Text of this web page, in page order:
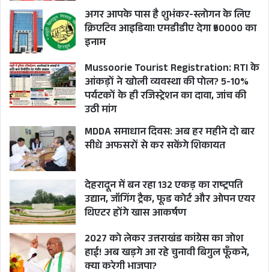
समाचार पत्रों के माध्यम से.
pic.twitter.com/ItXRy93OyZ
— Satpal Maharaj (@satpalmaharaj)
December 7, 2022
बड़ा सवाल है कि आखिर कब तक सतपाल महाराज जैसे
कद्दावर मंत्री फर्जी हस्ताक्षर कराकर ठगी का शिकार होते
रहेंगे? जब मंत्री महाराज तक फर्जी हस्ताक्षर को धोखाधड़ी
के पीड़ित ही चुके और उनके निजी सचिव से लेकर जिस
विभाग को वे हेड कर रहे उसमें एक प्रमुख अभियंता
अगर आपके पास है शुभंकर-स्लोगन के लिए
क्रिएटिव आइडिया! एमडीडीए देगा ₹50000 का
इनाम
Mussoorie Tourist Registration: RTI के
आंकड़ों ने खोली व्यवस्था की पोल? 5-10%
पर्यटकों के ही रजिस्ट्रेशन का दावा, जांच की
उठी मांग
MDDA समाधान दिवस: अब हर महीने दो बार
सीधे अफसरों से कर सकेंगे शिकायत
देहरादून में बन रहा 132 एकड़ का राष्ट्रपति
उद्यान, जॉगिंग ट्रैक, फूड कोर्ट और ओपन एयर
थिएटर होंगे खास आकर्षण
2027 को लेकर उत्तराखंड कांग्रेस का जोश
हाई! अब खड़गे आ रहे चुनावी बिगुल फूँकने,
क्या करेगी भाजपा?